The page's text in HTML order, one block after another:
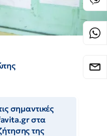
σημαντικές
στα
της